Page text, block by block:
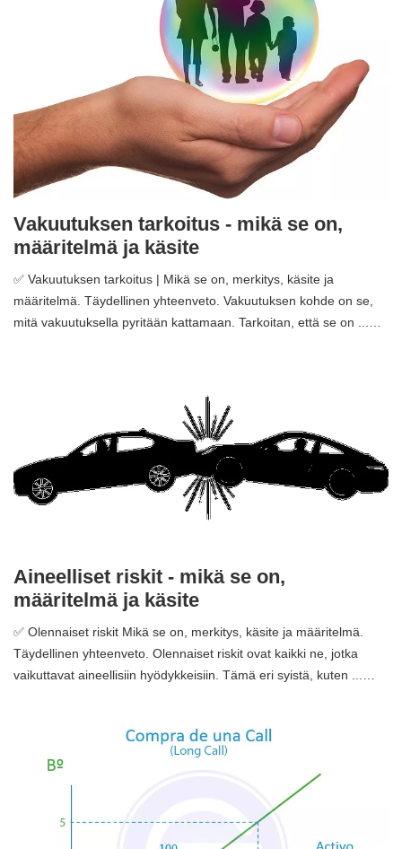
Vakuutuksen tarkoitus - mikä se on,
määritelmä ja käsite
✅ Vakuutuksen tarkoitus | Mikä se on, merkitys, käsite ja
määritelmä. Täydellinen yhteenveto. Vakuutuksen kohde on se,
mitä vakuutuksella pyritään kattamaan. Tarkoitan, että se on ...…
Aineelliset riskit - mikä se on,
määritelmä ja käsite
✅ Olennaiset riskit Mikä se on, merkitys, käsite ja määritelmä.
Täydellinen yhteenveto. Olennaiset riskit ovat kaikki ne, jotka
vaikuttavat aineellisiin hyödykkeisiin. Tämä eri syistä, kuten ...…